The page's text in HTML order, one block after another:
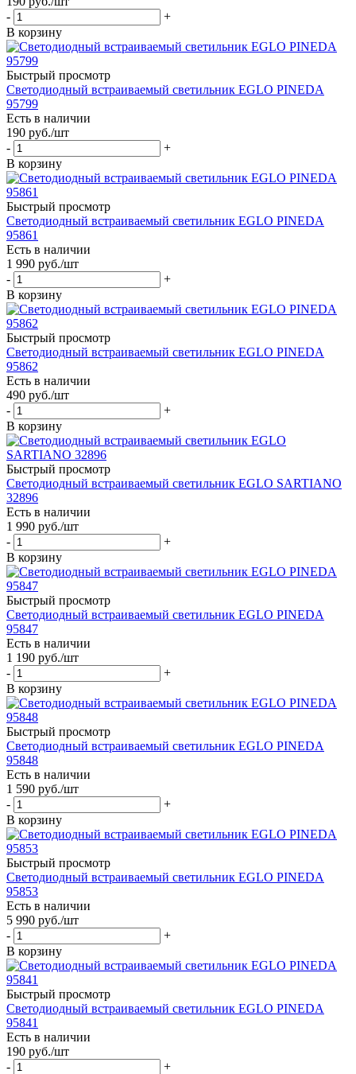
-
+
В корзину
Быстрый просмотр
Светодиодный встраиваемый светильник EGLO PINEDA
95799
Есть в наличии
190 руб./шт
-
+
В корзину
Быстрый просмотр
Светодиодный встраиваемый светильник EGLO PINEDA
95861
Есть в наличии
1 990 руб./шт
-
+
В корзину
Быстрый просмотр
Светодиодный встраиваемый светильник EGLO PINEDA
95862
Есть в наличии
490 руб./шт
-
+
В корзину
Быстрый просмотр
Светодиодный встраиваемый светильник EGLO SARTIANO
32896
Есть в наличии
1 990 руб./шт
-
+
В корзину
Быстрый просмотр
Светодиодный встраиваемый светильник EGLO PINEDA
95847
Есть в наличии
1 190 руб./шт
-
+
В корзину
Быстрый просмотр
Светодиодный встраиваемый светильник EGLO PINEDA
95848
Есть в наличии
1 590 руб./шт
-
+
В корзину
Быстрый просмотр
Светодиодный встраиваемый светильник EGLO PINEDA
95853
Есть в наличии
5 990 руб./шт
-
+
В корзину
Быстрый просмотр
Светодиодный встраиваемый светильник EGLO PINEDA
95841
Есть в наличии
190 руб./шт
-
+